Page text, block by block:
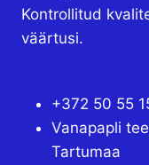
Kontrollitud
väärtusi.
+372 50 55
Vanapapli
Tartumaa